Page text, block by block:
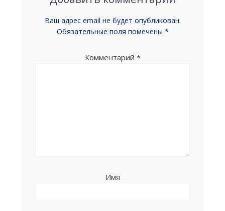
Ваш адрес email не будет опубликован.
Обязательные поля помечены *
Комментарий *
Имя